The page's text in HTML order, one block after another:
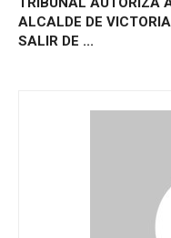
ALCALDE DE
SALIR DE ...